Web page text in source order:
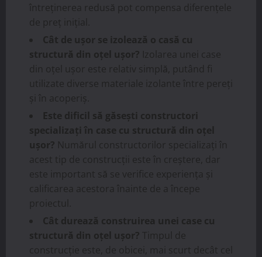
întreținerea redusă pot compensa diferențele
de preț inițial.
Cât de ușor se izolează o casă cu
structură din oțel ușor? Izolarea unei case
din oțel ușor este relativ simplă, putând fi
utilizate diverse materiale izolante între pereți
și în acoperiş.
Este dificil să găsești constructori
specializați în case cu structură din oțel
ușor? Numărul constructorilor specializați în
acest tip de construcții este în creștere, dar
este important să se verifice experiența și
calificarea acestora înainte de a începe
proiectul.
Cât durează construirea unei case cu
structură din oțel ușor? Timpul de
construcție este, de obicei, mai scurt decât cel